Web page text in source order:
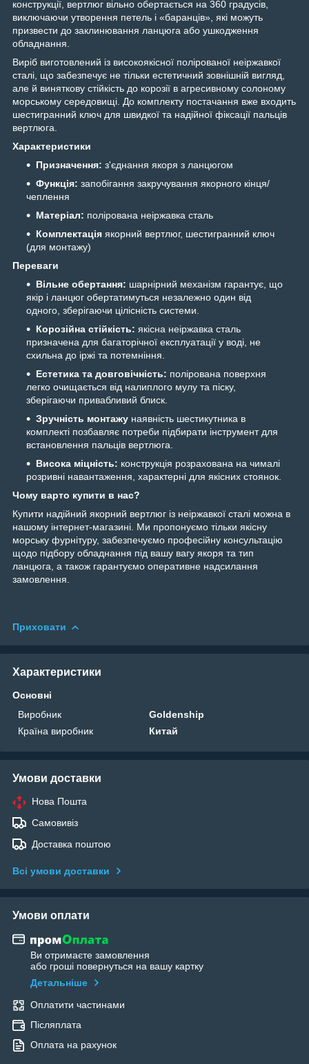
конструкції, вертлюг вільно обертається на 360 градусів,
виключаючи утворення петель і «баранців», які можуть
призвести до заклинювання ланцюга або ушкодження
обладнання.
Виріб виготовлений із високоякісної полірованої неіржавкої
сталі, що забезпечує не тільки естетичний зовнішній вигляд,
але й виняткову стійкість до корозії в агресивному солоному
морському середовищі. До комплекту постачання вже входить
шестигранний ключ для швидкої та надійної фіксації пальців
вертлюга.
Характеристики
Призначення: з'єднання якоря з ланцюгом
Функція: запобігання закручування якорного кінця/
чеплення
Матеріал: полірована неіржавка сталь
Комплектація якорний вертлюг, шестигранний ключ
(для монтажу)
Переваги
Вільне обертання: шарнірний механізм гарантує, що
якір і ланцюг обертатимуться незалежно один від
одного, зберігаючи цілісність системи.
Корозійна стійкість: якісна неіржавка сталь
призначена для багаторічної експлуатації у воді, не
схильна до іржі та потемніння.
Естетика та довговічність: полірована поверхня
легко очищається від налиплого мулу та піску,
зберігаючи привабливий блиск.
Зручність монтажу наявність шестикутника в
комплекті позбавляє потреби підбирати інструмент для
встановлення пальців вертлюга.
Висока міцність: конструкція розрахована на чималі
розривні навантаження, характерні для якісних стоянок.
Чому варто купити в нас?
Купити надійний якорний вертлюг із неіржавкої сталі можна в
нашому інтернет-магазині. Ми пропонуємо тільки якісну
морську фурнітуру, забезпечуємо професійну консультацію
щодо підбору обладнання під вашу вагу якоря та тип
ланцюга, а також гарантуємо оперативне надсилання
замовлення.
Приховати
Характеристики
Основні
Виробник
Goldenship
Країна виробник
Китай
Умови доставки
Нова Пошта
Самовивіз
Доставка поштою
Всі умови доставки
Умови оплати
Ви отримаєте замовлення
або гроші повернуться на вашу картку
Детальніше
Оплатити частинами
Післяплата
Оплата на рахунок